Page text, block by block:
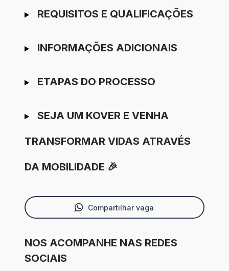
REQUISITOS E QUALIFICAÇÕES
INFORMAÇÕES ADICIONAIS
ETAPAS DO PROCESSO
SEJA UM KOVER E VENHA
TRANSFORMAR VIDAS ATRAVÉS
DA MOBILIDADE 🎉
Compartilhar vaga
NOS ACOMPANHE NAS REDES
SOCIAIS